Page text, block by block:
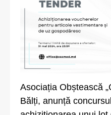
Asociația Obștească
Bălți, anunță